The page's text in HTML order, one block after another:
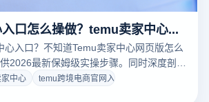
temu卖家中心入口怎么操做？temu卖家中心网页版怎么登录？
心入口？不知道Temu卖家中心网页版怎么
2026最新保姆级实操步骤。同时深度剖析
揭秘如何使用专业的云登电商浏览器实现
离，彻底告别账号关联封禁。点击阅读完
中心
temu跨境电商官网入口